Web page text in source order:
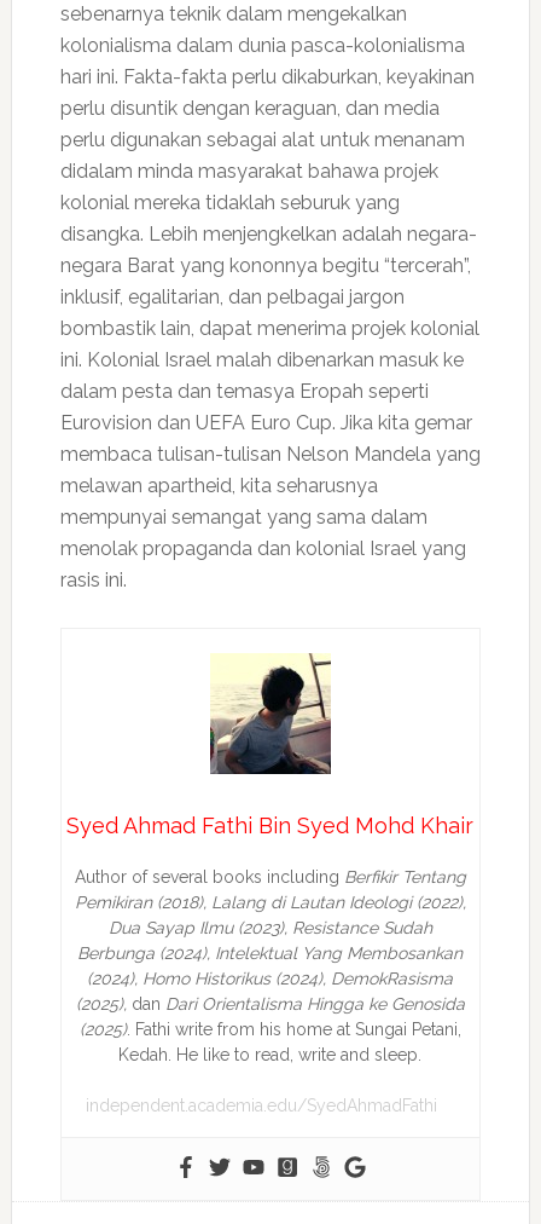
sebenarnya teknik dalam mengekalkan
kolonialisma dalam dunia pasca-kolonialisma
hari ini. Fakta-fakta perlu dikaburkan, keyakinan
perlu disuntik dengan keraguan, dan media
perlu digunakan sebagai alat untuk menanam
didalam minda masyarakat bahawa projek
kolonial mereka tidaklah seburuk yang
disangka. Lebih menjengkelkan adalah negara-
negara Barat yang kononnya begitu “tercerah”,
inklusif, egalitarian, dan pelbagai jargon
bombastik lain, dapat menerima projek kolonial
ini. Kolonial Israel malah dibenarkan masuk ke
dalam pesta dan temasya Eropah seperti
Eurovision dan UEFA Euro Cup. Jika kita gemar
membaca tulisan-tulisan Nelson Mandela yang
melawan apartheid, kita seharusnya
mempunyai semangat yang sama dalam
menolak propaganda dan kolonial Israel yang
rasis ini.
Syed Ahmad Fathi Bin Syed Mohd Khair
Author of several books including Berfikir Tentang
Pemikiran (2018), Lalang di Lautan Ideologi (2022),
Dua Sayap Ilmu (2023), Resistance Sudah
Berbunga (2024), Intelektual Yang Membosankan
(2024), Homo Historikus (2024), DemokRasisma
(2025), dan Dari Orientalisma Hingga ke Genosida
(2025). Fathi write from his home at Sungai Petani,
Kedah. He like to read, write and sleep.
independent.academia.edu/SyedAhmadFathi